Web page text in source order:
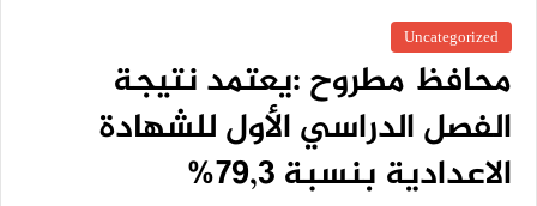
Uncategorized
محافظ مطروح :يعتمد نتيجة
الفصل الدراسي الأول للشهادة
الاعدادية بنسبة 79,3%